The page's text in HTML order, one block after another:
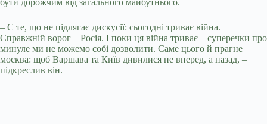
– Є те, що не підлягає дискусії: сьогодні триває війна.
Справжній ворог – Росія. І поки ця війна триває – суперечки про
минуле ми не можемо собі дозволити. Саме цього й прагне
москва: щоб Варшава та Київ дивилися не вперед, а назад, –
підкреслив він.